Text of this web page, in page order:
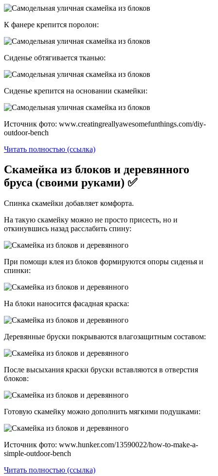
К фанере крепится поролон:
Сиденье обтягивается тканью:
Сиденье крепится на основании скамейки:
Источник фото: www.creatingreallyawesomefunthings.com/diy-
outdoor-bench
Читать полностью (ссылка)
Скамейка из блоков и деревянного
бруса (своими руками) ✅
Спинка скамейки добавляет комфорта.
На такую скамейку можно не просто присесть, но и
откинувшись назад расслабить спину:
При помощи клея из блоков формируются опоры сиденья и
спинки:
На блоки наносится фасадная краска:
Деревянные бруски покрываются влагозащитным составом:
После высыхания краски бруски вставляются в отверстия
блоков:
Готовую скамейку можно дополнить мягкими подушками:
Источник фото: www.hunker.com/13590022/how-to-make-a-
simple-outdoor-bench
Читать полностью (ссылка)